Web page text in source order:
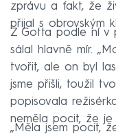
zprávu a fakt, že
přijal s obrovským
Z Gotta podle ní v
sálal hlavně mír.
tvořit, ale on byl
jsme přišli, toužil
popisovala
neměla pocit, že
„Měla jsem pocit,